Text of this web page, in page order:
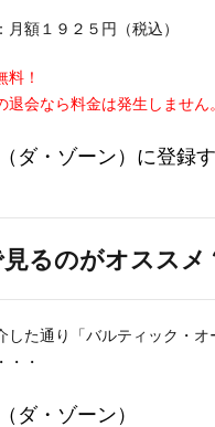
額１９２５円（税込）
！
会なら料金は発生しません。
ダ・ゾーン）に登録
るのがオススメ
した通り「バルティック・
・・
ダ・ゾーン）